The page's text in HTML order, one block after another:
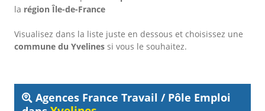
la région Île-de-France
Visualisez dans la liste juste en dessous et choisissez une
commune du Yvelines si vous le souhaitez.
Agences France Travail / Pôle Emploi